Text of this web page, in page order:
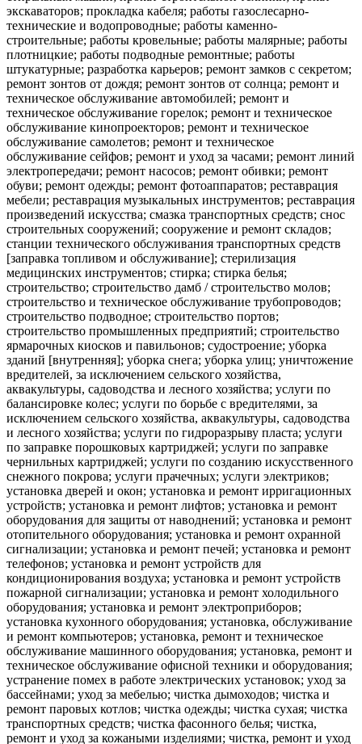
экскаваторов; прокладка кабеля; работы газослесарно-
технические и водопроводные; работы каменно-
строительные; работы кровельные; работы малярные; работы
плотницкие; работы подводные ремонтные; работы
штукатурные; разработка карьеров; ремонт замков с секретом;
ремонт зонтов от дождя; ремонт зонтов от солнца; ремонт и
техническое обслуживание автомобилей; ремонт и
техническое обслуживание горелок; ремонт и техническое
обслуживание кинопроекторов; ремонт и техническое
обслуживание самолетов; ремонт и техническое
обслуживание сейфов; ремонт и уход за часами; ремонт линий
электропередачи; ремонт насосов; ремонт обивки; ремонт
обуви; ремонт одежды; ремонт фотоаппаратов; реставрация
мебели; реставрация музыкальных инструментов; реставрация
произведений искусства; смазка транспортных средств; снос
строительных сооружений; сооружение и ремонт складов;
станции технического обслуживания транспортных средств
[заправка топливом и обслуживание]; стерилизация
медицинских инструментов; стирка; стирка белья;
строительство; строительство дамб / строительство молов;
строительство и техническое обслуживание трубопроводов;
строительство подводное; строительство портов;
строительство промышленных предприятий; строительство
ярмарочных киосков и павильонов; судостроение; уборка
зданий [внутренняя]; уборка снега; уборка улиц; уничтожение
вредителей, за исключением сельского хозяйства,
аквакультуры, садоводства и лесного хозяйства; услуги по
балансировке колес; услуги по борьбе с вредителями, за
исключением сельского хозяйства, аквакультуры, садоводства
и лесного хозяйства; услуги по гидроразрыву пласта; услуги
по заправке порошковых картриджей; услуги по заправке
чернильных картриджей; услуги по созданию искусственного
снежного покрова; услуги прачечных; услуги электриков;
установка дверей и окон; установка и ремонт ирригационных
устройств; установка и ремонт лифтов; установка и ремонт
оборудования для защиты от наводнений; установка и ремонт
отопительного оборудования; установка и ремонт охранной
сигнализации; установка и ремонт печей; установка и ремонт
телефонов; установка и ремонт устройств для
кондиционирования воздуха; установка и ремонт устройств
пожарной сигнализации; установка и ремонт холодильного
оборудования; установка и ремонт электроприборов;
установка кухонного оборудования; установка, обслуживание
и ремонт компьютеров; установка, ремонт и техническое
обслуживание машинного оборудования; установка, ремонт и
техническое обслуживание офисной техники и оборудования;
устранение помех в работе электрических установок; уход за
бассейнами; уход за мебелью; чистка дымоходов; чистка и
ремонт паровых котлов; чистка одежды; чистка сухая; чистка
транспортных средств; чистка фасонного белья; чистка,
ремонт и уход за кожаными изделиями; чистка, ремонт и уход